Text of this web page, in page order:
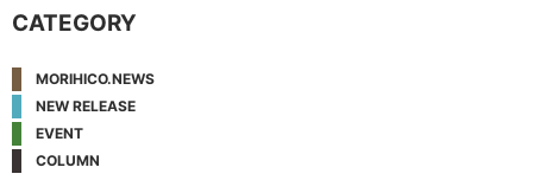
CATEGORY
MORIHICO.NEWS
NEW RELEASE
EVENT
COLUMN